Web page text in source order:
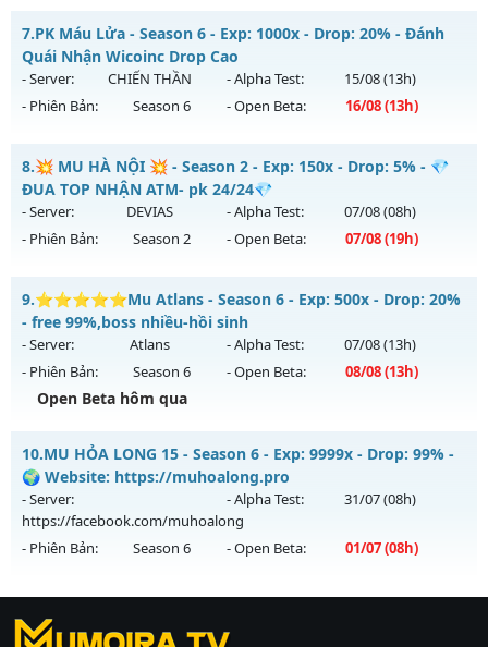
Antihack: XShield
MU HỎA LONG - 🌍 Website: https://muhoalong.pro
Mu mới ra tháng 08 2026 - Mở máy chủ
https://facebook.com/muhoalongvào 08h ngày
10/08/2626
Kiểu reset: Non Reset
Thể loại: Mu Nguyên bản Webzen
Antihack: XShield
7.PK Máu Lửa - Season 6 - Exp: 1000x - Drop: 20% - Đánh
Quái Nhận Wicoinc Drop Cao
- Server: CHIẾN THẦN - Alpha Test: 15/08(13h)
- Phiên Bản:
Season 6 - Open Beta: 16/08(13h)
PK Máu Lửa - Đánh Quái Nhận Wicoinc Drop Cao
Mu mới ra tháng 08 2026 - Mở máy chủ
13h ngày 16/08/2626
Exp: 1000x - Drop: 20%
Thể loại: Mu Nguyên bản Webzen
Antihack: GameGuard
8.💥 MU HÀ NỘI 💥 - Season 2 - Exp: 150x - Drop: 5% - 💎
ĐUA TOP NHẬN ATM- pk 24/24💎
- Server: DEVIAS - Alpha Test: 07/08(08h)
- Phiên Bản:
Season 2 - Open Beta: 07/08(19h)
💥 MU HÀ NỘI 💥 - 💎 ĐUA TOP NHẬN ATM- pk 24/24💎
Mu mới ra tháng 08 2026 - Mở máy chủ
ngày 07/08/2626
Exp: 150x - Drop: 5%
Kiểu reset: Reset In Game
Thể loại: Mu Nguyên bản Webzen
Antihack: BDCAM
9.⭐⭐⭐⭐⭐Mu Atlans - Season 6 - Exp: 500x - Drop: 20%
- free 99%,boss nhiều-hồi sinh
- Server: Atlans - Alpha Test: 07/08(13h)
- Phiên Bản:
Season 6 - Open Beta: 08/08(13h)
Open Beta hôm qua
⭐⭐⭐⭐⭐Mu Atlans - free 99%,boss nhiều-hồi sinh
Mu mới ra tháng 08 2026 - Mở máy chủ
ngày 08/08/2626
Exp: 500x - Drop: 20%
Thể loại: Mu Nguyên bản Webzen
Antihack: chống hack 99%
10.MU HỎA LONG 15 - Season 6 - Exp: 9999x - Drop: 99% -
🌍 Website: https://muhoalong.pro
- Server:
https://facebook.com/muhoalong
- Alpha Test: 31/07(08h)
- Phiên Bản: Season 6 - Open Beta: 01/07(08h)
MU HỎA LONG 15 - 🌍 Website: https://muhoalong.pro
Mu mới ra tháng 07 2026 - Mở máy chủ
https://ktdb.net/ |789club